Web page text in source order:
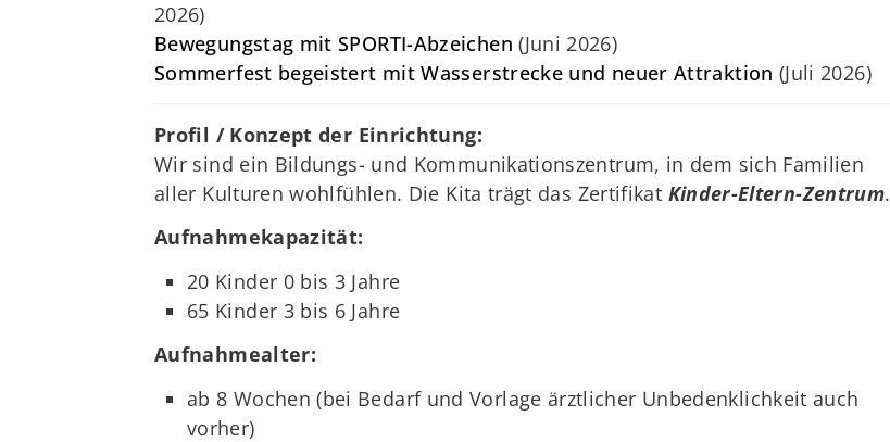
2026)
Bewegungstag mit SPORTI-Abzeichen (Juni 2026)
Sommerfest begeistert mit Wasserstrecke und neuer Attraktion (Juli 2026)
Profil / Konzept der Einrichtung:
Wir sind ein Bildungs- und Kommunikationszentrum, in dem sich Familien
aller Kulturen wohlfühlen. Die Kita trägt das Zertifikat Kinder-Eltern-Zentrum.
Aufnahmekapazität:
20 Kinder 0 bis 3 Jahre
65 Kinder 3 bis 6 Jahre
Aufnahmealter:
ab 8 Wochen (bei Bedarf und Vorlage ärztlicher Unbedenklichkeit auch
vorher)